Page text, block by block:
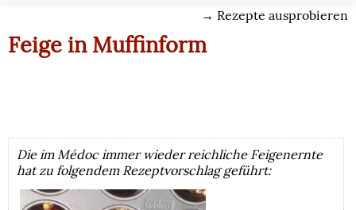
→ Rezepte ausprobieren
Feige in Muffinform
Die im Médoc immer wieder reichliche Feigenernte
hat zu folgendem Rezeptvorschlag geführt: